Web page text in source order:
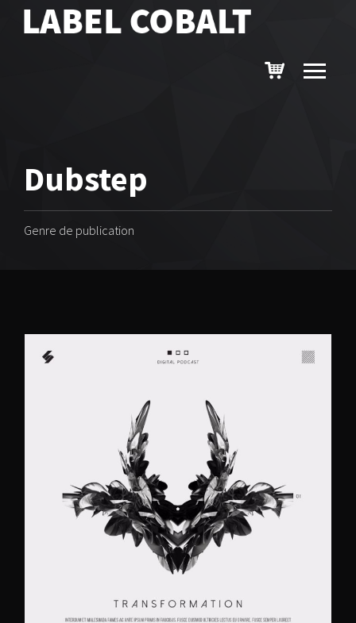
Dubstep
Genre de publication